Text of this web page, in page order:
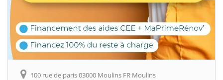
100 rue de paris 03000 Moulins FR Moulins